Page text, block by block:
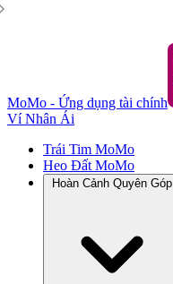
MoMo - Ứng dụng tài chính
Ví Nhân Ái
Trái Tim MoMo
Heo Đất MoMo
Hoàn Cảnh Quyên Góp